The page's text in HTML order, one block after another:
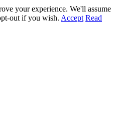
your experience. We'll assume
out if you wish. Accept Read